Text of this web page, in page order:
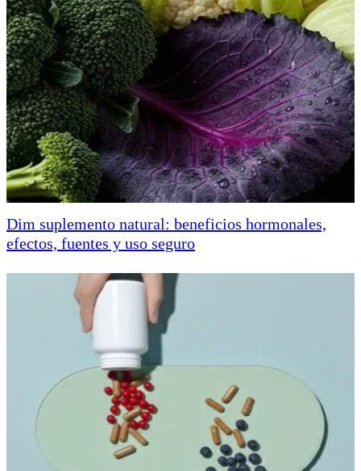
Dim suplemento natural: beneficios hormonales,
efectos, fuentes y uso seguro